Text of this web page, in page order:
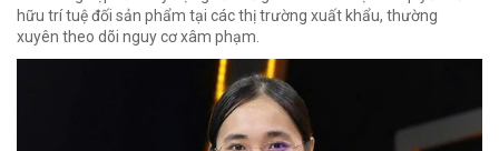
hữu trí tuệ đối sản phẩm tại các thị trường xuất khẩu, thường
xuyên theo dõi nguy cơ xâm phạm.